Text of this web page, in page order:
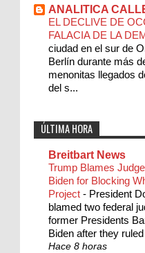
ANALITICA
EL DECLIVE DE
FALACIA DE LA
ciudad en el sur de
Berlín durante más
menonitas llegados
del s...
ÚLTIMA HORA
Breitbart News
Trump Blames
Biden for Blocking
Project - President
blamed two federal
former Presidents
Biden after they
Hace 8 horas